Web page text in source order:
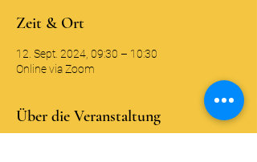
Zeit & Ort
12. Sept. 2024, 09:30 – 10:30
Online via Zoom
Über die Veranstaltung